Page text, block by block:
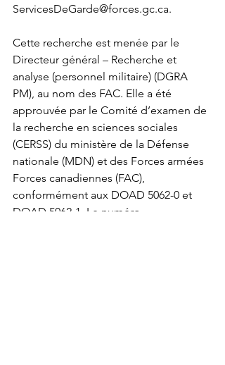
ServicesDeGarde@forces.gc.ca.
Cette recherche est menée par le
Directeur général – Recherche et
analyse (personnel militaire) (DGRA
PM), au nom des FAC. Elle a été
approuvée par le Comité d’examen de
la recherche en sciences sociales
(CERSS) du ministère de la Défense
nationale (MDN) et des Forces armées
Forces canadiennes (FAC),
conformément aux DOAD 5062-0 et
DOAD 5062-1. Le numéro